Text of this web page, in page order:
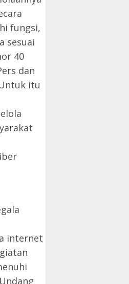
fungsi,
sesuai
40
dan
itu
internet